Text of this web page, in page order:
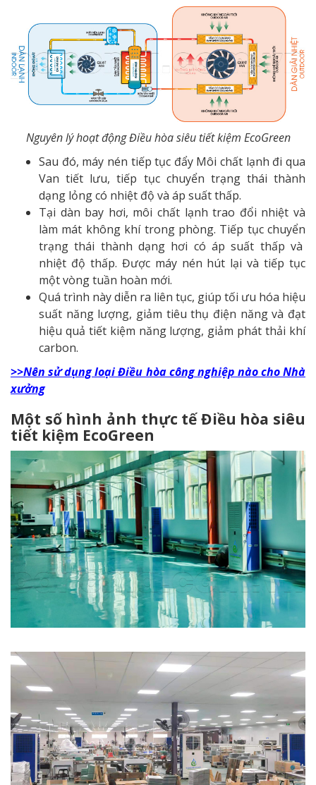
Nguyên lý hoạt động Điều hòa siêu tiết kiệm EcoGreen
Sau đó, máy nén tiếp tục đẩy Môi chất lạnh đi qua
Van tiết lưu, tiếp tục chuyển trạng thái thành
dạng lỏng có nhiệt độ và áp suất thấp.
Tại dàn bay hơi, môi chất lạnh trao đổi nhiệt và
làm mát không khí trong phòng. Tiếp tục chuyển
trạng thái thành dạng hơi có áp suất thấp và
nhiệt độ thấp. Được máy nén hút lại và tiếp tục
một vòng tuần hoàn mới.
Quá trình này diễn ra liên tục, giúp tối ưu hóa hiệu
suất năng lượng, giảm tiêu thụ điện năng và đạt
hiệu quả tiết kiệm năng lượng, giảm phát thải khí
carbon.
>>Nên sử dụng loại Điều hòa công nghiệp nào cho Nhà
xưởng
Một số hình ảnh thực tế Điều hòa siêu
tiết kiệm EcoGreen